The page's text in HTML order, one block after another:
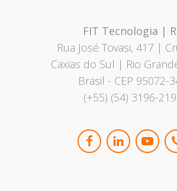
FIT Tecnologia |
Rua José Tovasi, 417 |
Caxias do Sul | Rio
Brasil - CEP 95072-
(+55) (54) 3196-